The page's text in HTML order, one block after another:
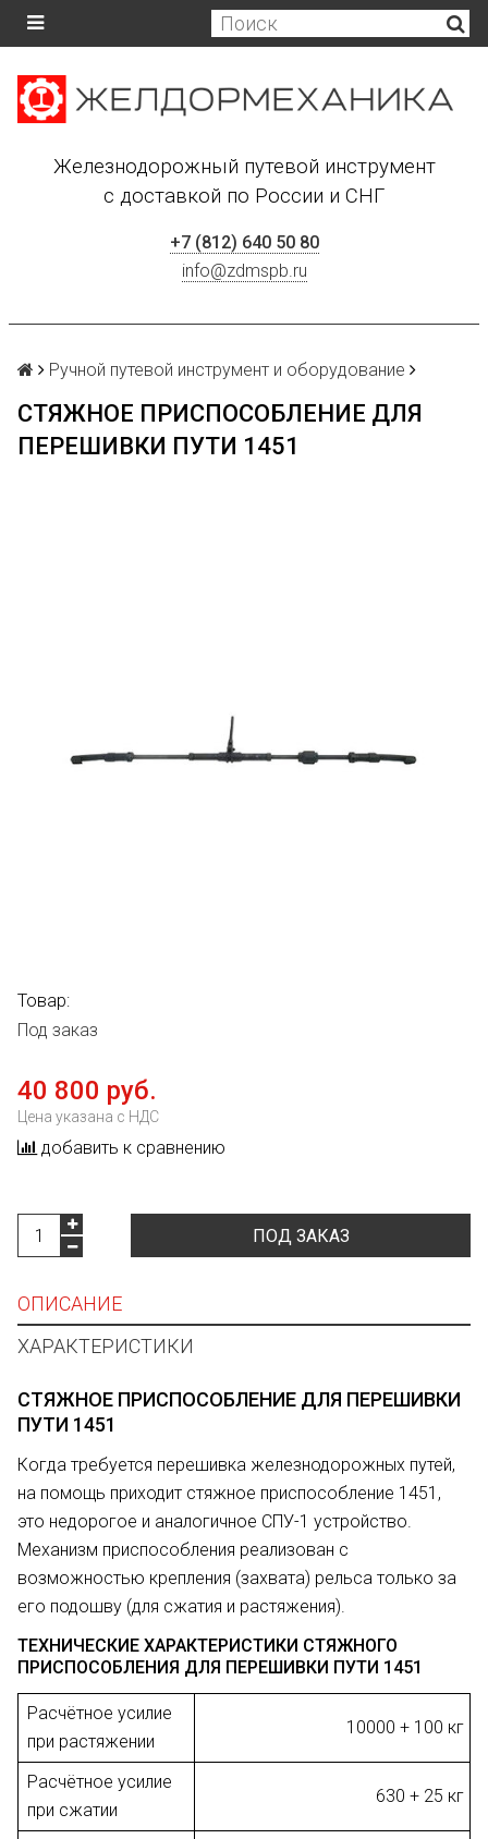
Железнодорожный путевой инструмент
с доставкой по России и СНГ
+7 (812) 640 50 80
info@zdmspb.ru
Ручной путевой инструмент и оборудование
СТЯЖНОЕ ПРИСПОСОБЛЕНИЕ ДЛЯ
ПЕРЕШИВКИ ПУТИ 1451
Товар:
Под заказ
40 800 руб.
Цена указана с НДС
добавить к сравнению
ПОД ЗАКАЗ
ОПИСАНИЕ
ХАРАКТЕРИСТИКИ
СТЯЖНОЕ ПРИСПОСОБЛЕНИЕ ДЛЯ ПЕРЕШИВКИ
ПУТИ 1451
Когда требуется перешивка железнодорожных путей,
на помощь приходит стяжное приспособление 1451,
это недорогое и аналогичное СПУ-1 устройство.
Механизм приспособления реализован с
возможностью крепления (захвата) рельса только за
его подошву (для сжатия и растяжения).
ТЕХНИЧЕСКИЕ ХАРАКТЕРИСТИКИ СТЯЖНОГО
ПРИСПОСОБЛЕНИЯ ДЛЯ ПЕРЕШИВКИ ПУТИ 1451
Расчётное усилие
при растяжении
10000 + 100 кг
Расчётное усилие
при сжатии
630 + 25 кг